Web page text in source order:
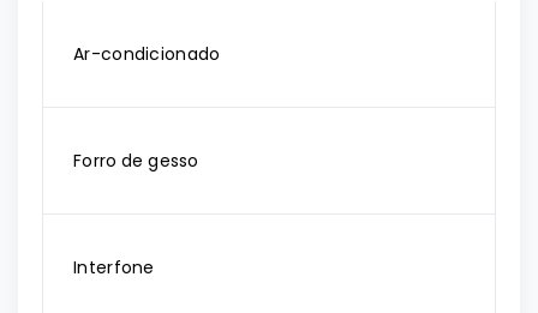
Ar-condicionado
Forro de gesso
Interfone